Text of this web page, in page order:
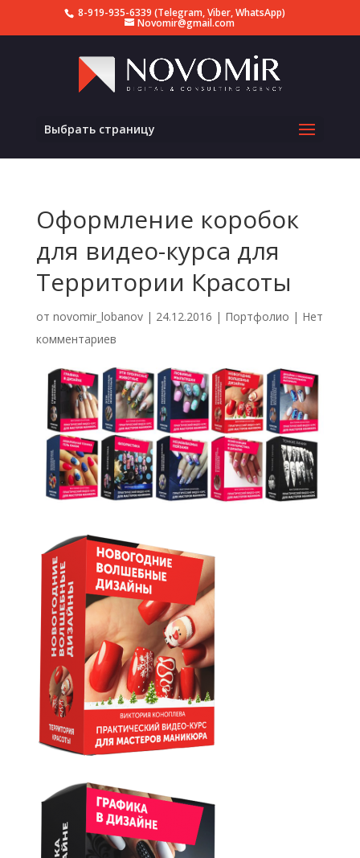
8-919-935-6339 (Telegram, Viber, WhatsApp)
Novomir@gmail.com
Выбрать страницу
Оформление коробок
для видео-курса для
Территории Красоты
от novomir_lobanov| 24.12.2016 | Портфолио | Нет
комментариев